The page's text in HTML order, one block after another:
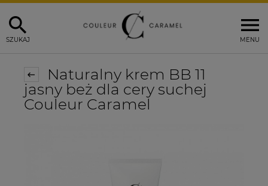
MENU
SZUKAJ
Naturalny krem BB 11
jasny beż dla cery suchej
Couleur Caramel